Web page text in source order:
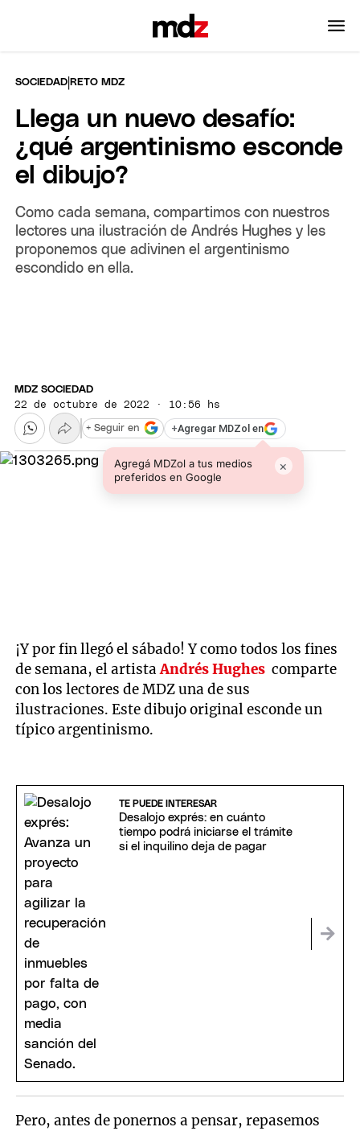
SOCIEDAD |RETO MDZ
Llega un nuevo desafío:
¿qué argentinismo esconde
el dibujo?
Como cada semana, compartimos con nuestros
lectores una ilustración de Andrés Hughes y les
proponemos que adivinen el argentinismo
escondido en ella.
MDZ SOCIEDAD
22 de octubre de 2022 · 10:56 hs
+Agregar MDZol en
Agregá MDZol a tus medios
preferidos en Google
×
+ Seguir en
¡Y por fin llegó el sábado! Y como todos los fines
de semana, el artistaAndrés Hughes comparte
con los lectores de MDZ una de sus
ilustraciones. Este dibujo original esconde un
típico argentinismo.
TE PUEDE INTERESAR
Desalojo exprés: en cuánto
tiempo podrá iniciarse el trámite
si el inquilino deja de pagar
Pero, antes de ponernos a pensar, repasemos